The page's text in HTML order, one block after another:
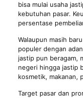
bisa mulai usaha
kebutuhan pasar.
persentase
Walaupun masih
populer dengan
jastip pun beragam,
negeri hingga jastip
kosmetik, makanan,
Target pasar dan